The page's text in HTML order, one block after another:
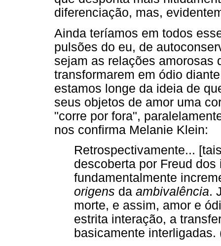
diferenciação, mas,
Ainda teríamos em todos
pulsões do eu, de
sejam as relações amorosas
transformarem em ódio
estamos longe da ideia de
seus objetos de amor uma
"corre por fora",
nos confirma Melanie Klein:
Retrospectivamente...
descoberta por Freud
fundamentalmente
origens da ambivalência.
morte, e assim, amor e
estrita interação, a
basicamente